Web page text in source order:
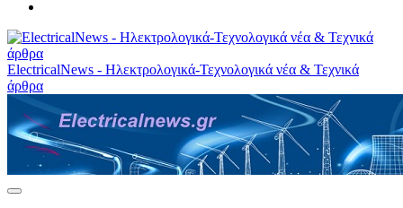
ElectricalNews - Ηλεκτρολογικά-Τεχνολογικά νέα & Τεχνικά
άρθρα